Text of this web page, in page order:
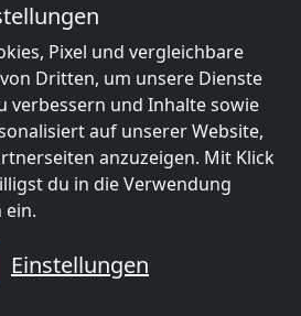
Pixel und vergleichbare
Dritten, um unsere Dienste
verbessern und Inhalte sowie
auf unserer Website,
anzuzeigen. Mit Klick
du in die Verwendung
ein.
Einstellungen